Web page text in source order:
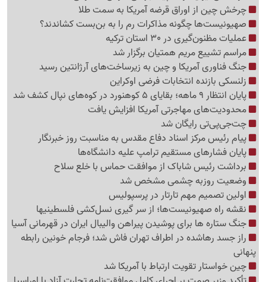
چرخش چین از اوراق قرضه آمریکا به سمت طلا
صهیونیست‌ها چگونه مذاکرات رم را به بن‌بست کشاندند؟
عملیات مظنون‌گیری در 30 استان ترکیه
مراسم تشییع مریم همتیان برگزار شد
جنگ فناوری آمریکا و چین به زیرساخت‌های آرژانتین رسید
زلنسکی بازنده انتخابات فرضی اوکراین
پایان انتظار 9 ماهه؛ بقایای 5 کوهنورد در کوه‌های نپال کشف شد
محدودیت‌های مهاجرتی آمریکا افزایش یافت
چت‌جی‌پی‌تی رایگان شد
پیام رئیس مرکز اسناد دفاع مقدس به مناسبت روز خبرنگار
پایان فشارهای مستقیم ترامپ علیه دانشگاه‌ها
برداشت رئیس شاباک از موافقت حماس با خلع سلاح
وضعیت روزبه چشمی مشخص شد
اولین تصمیم مهم تارتار در پرسپولیس
نقشه راه صهیونیست‌ها؛ از سر گیری نسل‌کشی فلسطینی‍ها
جنگ ستاره ها برای پوشیدن پیراهن والیبال ایران در قهرمانی آسیا
راز جسد رهاشده در اطراف تهران فاش شد؛ فرجام خونین رابطه
پنهانی
چین خواستار تقویت ارتباط با آمریکا شد